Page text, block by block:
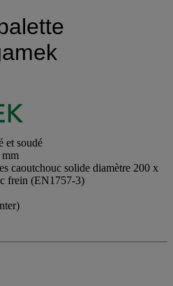
et soudé
mm
caoutchouc solide diamètre 200 x
frein (EN1757-3)